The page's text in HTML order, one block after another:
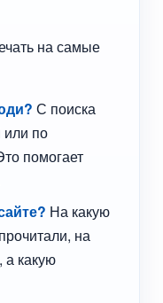
на самые
С поиска
или по
помогает
На какую
на
а какую